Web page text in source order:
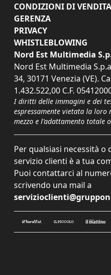
CONDIZIONI DI VENDITA
GERENZA
PRIVACY
WHISTLEBLOWING
Nord Est Multimedia
Nord Est Multimedia
34, 30171 Venezia (VE).
1.432.522,00 C.F.
I diritti delle immagini e dei
espressamente vietata la loro
mezzo e l'adattamento totale
Per qualsiasi necessità
servizio clienti è a tua
Puoi contattarci al
scrivendo una mail a